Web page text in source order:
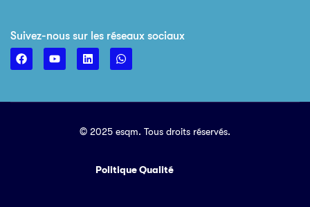
Suivez-nous sur les réseaux sociaux
© 2025 esqm. Tous droits réservés.
Politique Qualité